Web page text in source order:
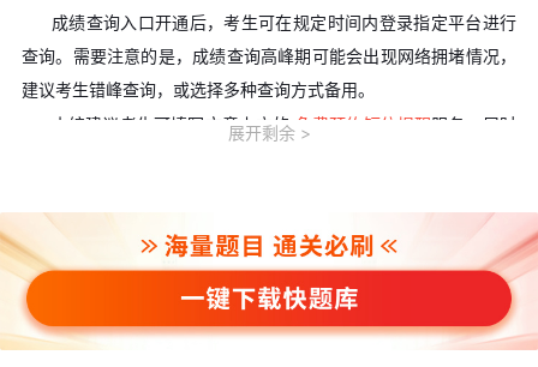
成绩查询入口开通后，考生可在规定时间内登录指定平台进行
查询。需要注意的是，成绩查询高峰期可能会出现网络拥堵情况，
建议考生错峰查询，或选择多种查询方式备用。
小编建议考生可填写文章上方的 免费预约短信提醒服务，届时
评价师考试成绩查询时间及查分入口汇总(实时更新中)
三、环境影响评价师考试成绩查询方式
目前，环境影响评价师考试成绩查询提供两种官方渠道，考生
可根据实际情况选择适合的方式。点击收藏/查看>>>2026年环境
展开剩余